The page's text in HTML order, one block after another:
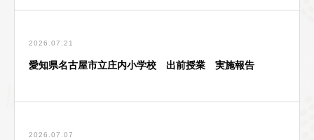
2026.07.21
愛知県名古屋市立庄内小学校 出前授業 実施報告
2026.07.07